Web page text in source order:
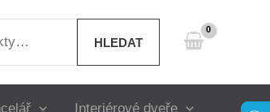
HLEDAT
Interiérové dveře